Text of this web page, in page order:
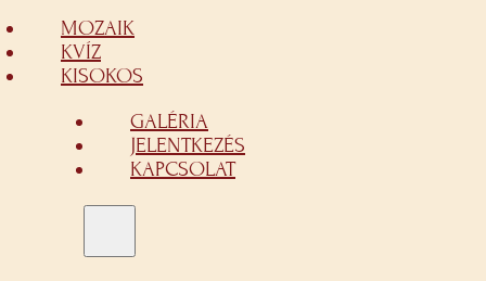
MOZAIK
KVÍZ
KISOKOS
GALÉRIA
JELENTKEZÉS
KAPCSOLAT